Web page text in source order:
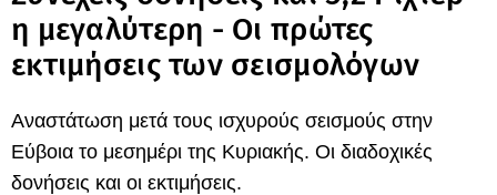
η μεγαλύτερη - Οι πρώτες
εκτιμήσεις των σεισμολόγων
Αναστάτωση μετά τους ισχυρούς σεισμούς στην
Εύβοια το μεσημέρι της Κυριακής. Οι διαδοχικές
δονήσεις και οι εκτιμήσεις.